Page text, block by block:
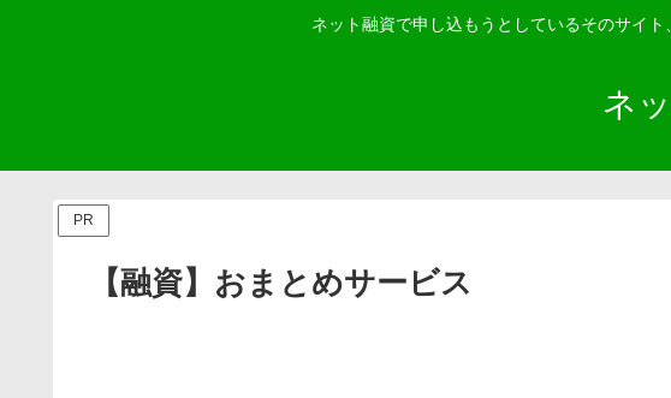
ネット融資で申し込もうとしているそのサイ
ネ
PR
【融資】おまとめサービス